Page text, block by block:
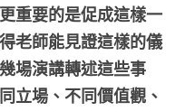
重要的是促成這樣一
老師能見證這樣的儀
場演講轉述這些事
立場、不同價值觀、